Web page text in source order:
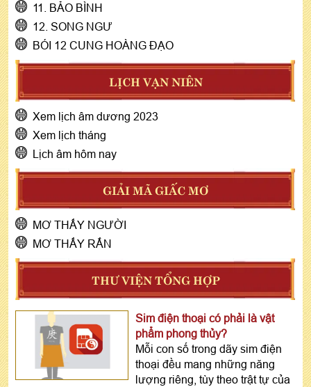
11. BẢO BÌNH
12. SONG NGƯ
BÓI 12 CUNG HOÀNG ĐẠO
LỊCH VẠN NIÊN
Xem lịch âm dương 2023
Xem lịch tháng
Lịch âm hôm nay
GIẢI MÃ GIẤC MƠ
MƠ THẤY NGƯỜI
MƠ THẤY RẮN
THƯ VIỆN TỔNG HỢP
Sim điện thoại có phải là vật
phẩm phong thủy?
Mỗi con số trong dãy sim điện
thoại đều mang những năng
lượng riêng, tùy theo trật tự của